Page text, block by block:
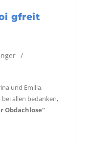
gfreit
und Emilia,
allen bedanken,
Obdachlose“